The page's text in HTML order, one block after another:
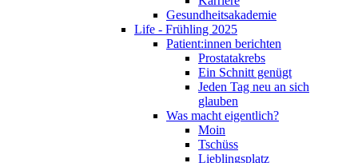
Gesundheitsakademie
Life - Frühling 2025
Patient:innen berichten
Prostatakrebs
Ein Schnitt genügt
Jeden Tag neu an sich
glauben
Was macht eigentlich?
Moin
Tschüss
Lieblingsplatz